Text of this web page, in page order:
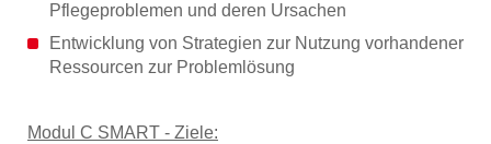
Pflegeproblemen und deren Ursachen
Entwicklung von Strategien zur Nutzung vorhandener
Ressourcen zur Problemlösung
Modul C SMART - Ziele: